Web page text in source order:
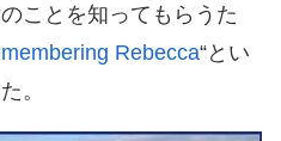
ことを知ってもらうた
Rebecca“とい
。